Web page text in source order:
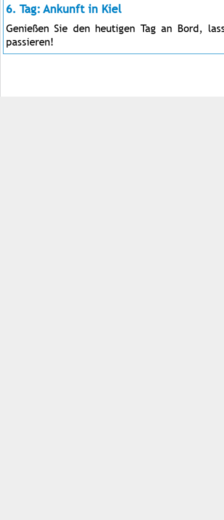
6. Tag: Ankunft in Kiel
Genießen Sie den heutigen Tag an Bord,
passieren!